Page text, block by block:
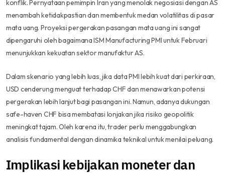
konflik. Pernyataan pemimpin Iran yang menolak negosiasi dengan AS
menambah ketidakpastian dan membentuk medan volatilitas di pasar
mata uang. Proyeksi pergerakan pasangan mata uang ini sangat
dipengaruhi oleh bagaimana ISM Manufacturing PMI untuk Februari
menunjukkan kekuatan sektor manufaktur AS.
Dalam skenario yang lebih luas, jika data PMI lebih kuat dari perkiraan,
USD cenderung menguat terhadap CHF dan menawarkan potensi
pergerakan lebih lanjut bagi pasangan ini. Namun, adanya dukungan
safe-haven CHF bisa membatasi lonjakan jika risiko geopolitik
meningkat tajam. Oleh karena itu, trader perlu menggabungkan
analisis fundamental dengan dinamika teknikal untuk menilai peluang.
Implikasi kebijakan moneter dan